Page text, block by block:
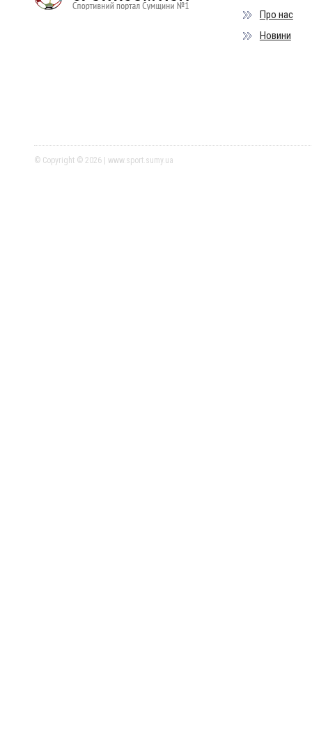
Про нас
Новини
© Copyright © 2026 | www.sport.sumy.ua